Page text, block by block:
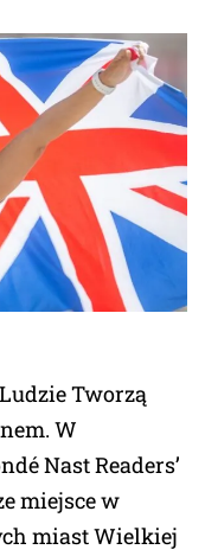
Tworzą
W
Nast Readers’
miejsce w
miast Wielkiej